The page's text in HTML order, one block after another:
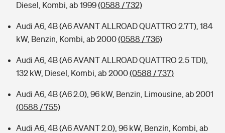
Diesel, Kombi, ab 1999(0588 / 732)
Audi A6, 4B (A6 AVANT ALLROAD QUATTRO 2.7T), 184
kW, Benzin, Kombi, ab 2000(0588 / 736)
Audi A6, 4B (A6 AVANT ALLROAD QUATTRO 2.5 TDI),
132 kW, Diesel, Kombi, ab 2000(0588 / 737)
Audi A6, 4B (A6 2.0), 96 kW, Benzin, Limousine, ab 2001
(0588 / 755)
Audi A6, 4B (A6 AVANT 2.0), 96 kW, Benzin, Kombi, ab